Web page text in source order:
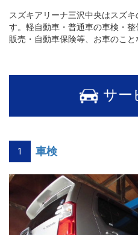
スズキアリーナ三沢中央はスズ
す。軽自動車・普通車の車検・
販売・自動車保険等、お車のこと
サー
1 車検